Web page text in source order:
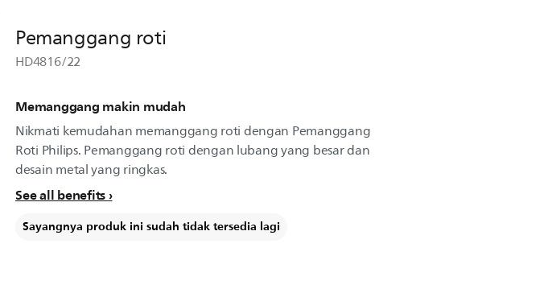
Pemanggang roti
HD4816/22
Memanggang makin mudah
Nikmati kemudahan memanggang roti dengan Pemanggang
Roti Philips. Pemanggang roti dengan lubang yang besar dan
desain metal yang ringkas.
See all benefits
Sayangnya produk ini sudah tidak tersedia lagi